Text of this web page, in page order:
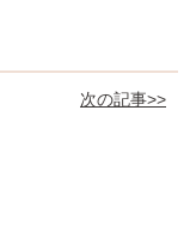
次の記事>>